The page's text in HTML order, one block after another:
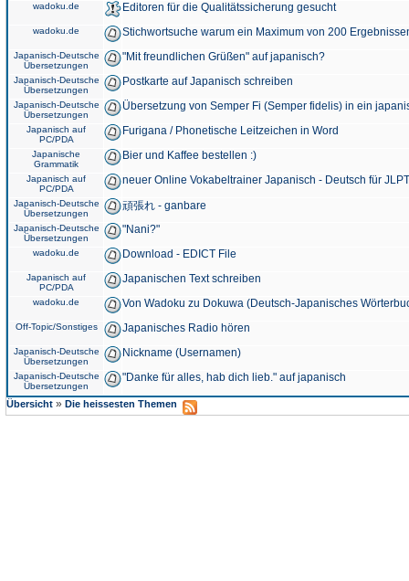
wadoku.de Editoren für die Qualitätssicherung gesucht
wadoku.de Stichwortsuche warum ein Maximum von 200
Japanisch-Deutsche
Übersetzungen
"Mit freundlichen Grüßen" auf japanisch?
Japanisch-Deutsche
Übersetzungen
Postkarte auf Japanisch schreiben
Japanisch-Deutsche
Übersetzungen
Übersetzung von Semper Fi (Semper fidelis) in ein
Japanisch auf
PC/PDA
Furigana / Phonetische Leitzeichen in Word
Japanische
Grammatik
Bier und Kaffee bestellen :)
Japanisch auf
PC/PDA
neuer Online Vokabeltrainer Japanisch - Deutsch für
Japanisch-Deutsche
Übersetzungen
頑張れ - ganbare
Japanisch-Deutsche
Übersetzungen
"Nani?"
wadoku.de Download - EDICT File
Japanisch auf
PC/PDA
Japanischen Text schreiben
wadoku.de Von Wadoku zu Dokuwa (Deutsch-Japanisches
Off-Topic/Sonstiges Japanisches Radio hören
Japanisch-Deutsche
Übersetzungen
Nickname (Usernamen)
Japanisch-Deutsche
Übersetzungen
"Danke für alles, hab dich lieb." auf japanisch
Übersicht » Die heissesten Themen